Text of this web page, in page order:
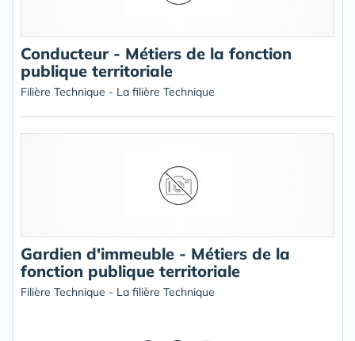
Conducteur - Métiers de la fonction
publique territoriale
Filière Technique - La filière Technique
Gardien d'immeuble - Métiers de la
fonction publique territoriale
Filière Technique - La filière Technique